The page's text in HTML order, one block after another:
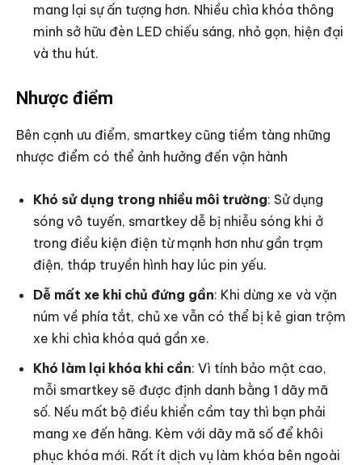
mang lại sự ấn tượng hơn. Nhiều chìa khóa thông
minh sở hữu đèn LED chiếu sáng, nhỏ gọn, hiện đại
và thu hút.
Nhược điểm
Bên cạnh ưu điểm, smartkey cũng tiềm tàng những
nhược điểm có thể ảnh hưởng đến vận hành
Khó sử dụng trong nhiều môi trường: Sử dụng
sóng vô tuyến, smartkey dễ bị nhiễu sóng khi ở
trong điều kiện điện từ mạnh hơn như gần trạm
điện, tháp truyền hình hay lúc pin yếu.
Dễ mất xe khi chủ đứng gần: Khi dừng xe và vặn
núm về phía tắt, chủ xe vẫn có thể bị kẻ gian trộm
xe khi chìa khóa quá gần xe.
Khó làm lại khóa khi cần: Vì tính bảo mật cao,
mỗi smartkey sẽ được định danh bằng 1 dãy mã
số. Nếu mất bộ điều khiển cầm tay thì bạn phải
mang xe đến hãng. Kèm với dãy mã số để khôi
phục khóa mới. Rất ít dịch vụ làm khóa bên ngoài